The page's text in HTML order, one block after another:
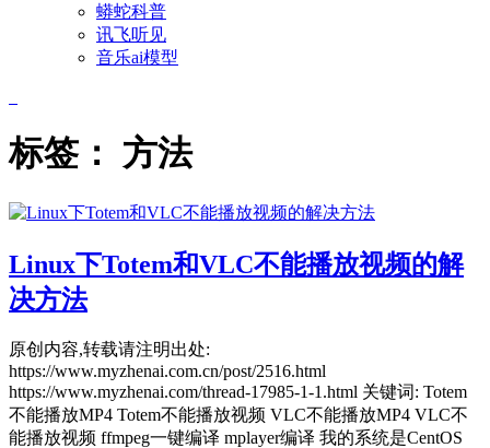
蟒蛇科普
讯飞听见
音乐ai模型
标签： 方法
Linux下Totem和VLC不能播放视频的解
决方法
原创内容,转载请注明出处:
https://www.myzhenai.com.cn/post/2516.html
https://www.myzhenai.com/thread-17985-1-1.html 关键词: Totem
不能播放MP4 Totem不能播放视频 VLC不能播放MP4 VLC不
能播放视频 ffmpeg一键编译 mplayer编译 我的系统是CentOS